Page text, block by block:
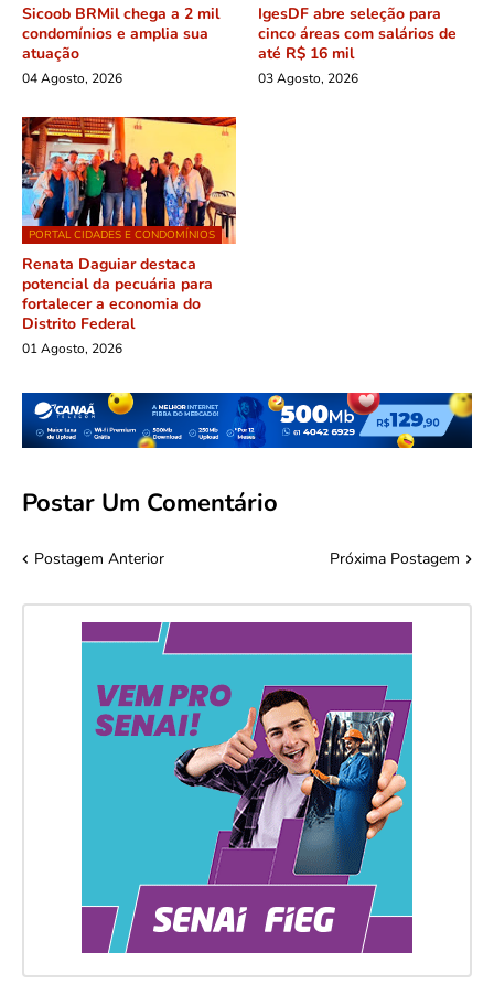
Sicoob BRMil chega a 2 mil
condomínios e amplia sua
atuação
04 Agosto, 2026
IgesDF abre seleção para
cinco áreas com salários de
até R$ 16 mil
03 Agosto, 2026
PORTAL CIDADES E CONDOMÍNIOS
Renata Daguiar destaca
potencial da pecuária para
fortalecer a economia do
Distrito Federal
01 Agosto, 2026
Postar Um Comentário
Postagem Anterior Próxima Postagem